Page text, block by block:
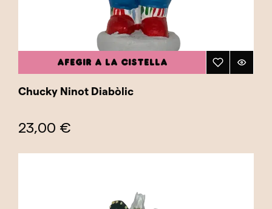
AFEGIR A LA CISTELLA
Chucky Ninot Diabòlic
23,00 €